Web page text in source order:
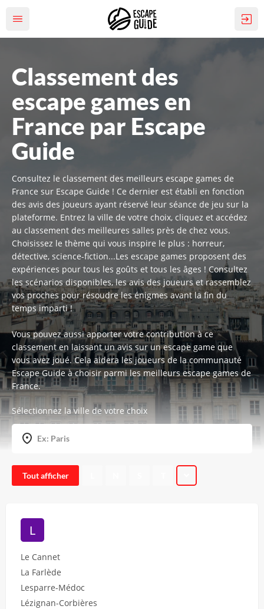
Classement des
escape games en
France par Escape
Guide
Consultez le classement des meilleurs escape games de
France sur Escape Guide ! Ce dernier est établi en fonction
des avis des joueurs ayant réservé leur séance de jeu sur la
plateforme. Entrez la ville de votre choix, cliquez et accédez
au classement des meilleures salles près de chez vous.
Choisissez le thème qui vous inspire le plus : horreur,
détective, science-fiction...Les escape games proposent des
expériences pour tous les goûts et tous les âges ! Consultez
les scénarios disponibles, les avis des joueurs et rassemblez
vos proches pour résoudre les énigmes avant la fin du
temps imparti !
Vous pouvez aussi apporter votre contribution à ce
classement en laissant un avis sur un escape game que
vous avez joué. Cela aidera les joueurs de la communauté
Escape Guide à choisir parmi les meilleurs escape games de
France.
Sélectionnez la ville de votre choix
Tout afficher
L
Le Cannet
La Farlède
Lesparre-Médoc
Lézignan-Corbières